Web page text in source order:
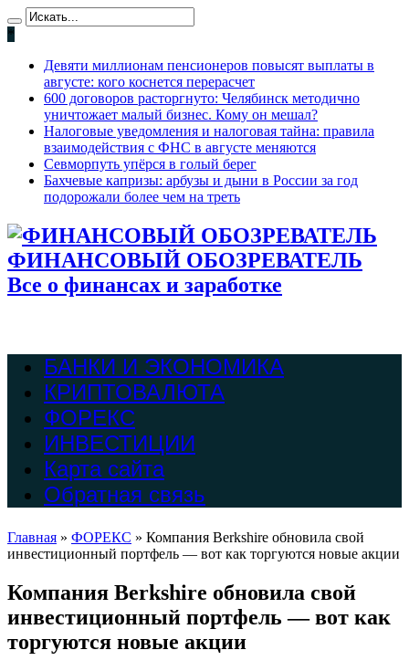
*
Девяти миллионам пенсионеров повысят выплаты в
августе: кого коснется перерасчет
600 договоров расторгнуто: Челябинск методично
уничтожает малый бизнес. Кому он мешал?
Налоговые уведомления и налоговая тайна: правила
взаимодействия с ФНС в августе меняются
Севморпуть упёрся в голый берег
Бахчевые капризы: арбузы и дыни в России за год
подорожали более чем на треть
ФИНАНСОВЫЙ ОБОЗРЕВАТЕЛЬ
Все о финансах и заработке
БАНКИ И ЭКОНОМИКА
КРИПТОВАЛЮТА
ФОРЕКС
ИНВЕСТИЦИИ
Карта сайта
Обратная связь
Главная » ФОРЕКС » Компания Berkshire обновила свой
инвестиционный портфель — вот как торгуются новые акции
Компания Berkshire обновила свой
инвестиционный портфель — вот как
торгуются новые акции